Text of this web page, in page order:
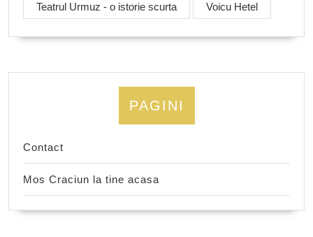
Teatrul Urmuz - o istorie scurta Voicu Hetel
PAGINI
Contact
Mos Craciun la tine acasa